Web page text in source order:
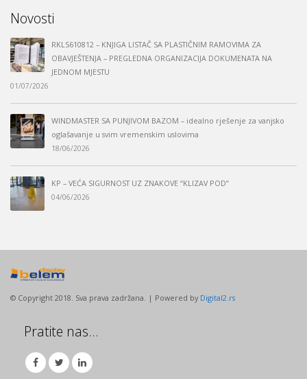
Novosti
RKLS610812 – KNJIGA LISTAČ SA PLASTIČNIM RAMOVIMA ZA
OBAVJEŠTENJA – PREGLEDNA ORGANIZACIJA DOKUMENATA NA
JEDNOM MJESTU
01/07/2026
WINDMASTER SA PUNJIVOM BAZOM – idealno rješenje za vanjsko
oglašavanje u svim vremenskim uslovima
18/06/2026
KP – VEĆA SIGURNOST UZ ZNAKOVE “KLIZAV POD”
04/06/2026
© Copyright 2018. Sva prava zadržana. | Powered by Digital2.rs
Pratite nas…